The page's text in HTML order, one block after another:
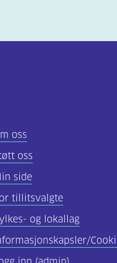
oss
oss
side
tillitsvalgte
og lokallag